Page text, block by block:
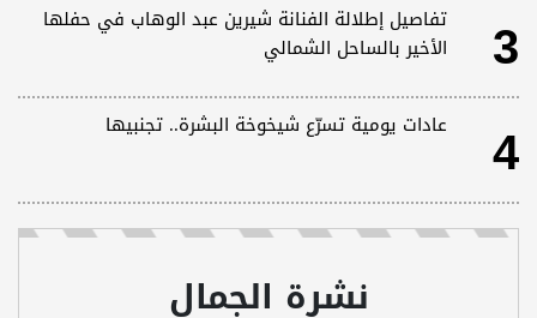
3
تفاصيل إطلالة الفنانة شيرين عبد الوهاب في حفلها
الأخير بالساحل الشمالي
4 عادات يومية تسرّع شيخوخة البشرة.. تجنبيها
نشرة الجمال